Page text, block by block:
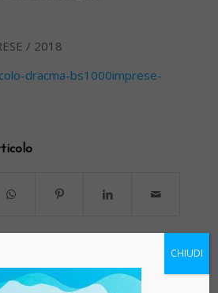
/ 2018
dracma-bs1000imprese-
CHIUDI